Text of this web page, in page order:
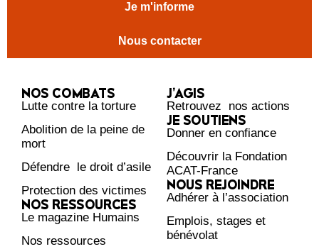
Je m'informe
Nous contacter
NOS COMBATS
Lutte contre la torture
Abolition de la peine de
mort
Défendre le droit d’asile
Protection des victimes
NOS RESSOURCES
Le magazine Humains
Nos ressources
J’AGIS
Retrouvez nos actions
JE SOUTIENS
Donner en confiance
Découvrir la Fondation
ACAT-France
NOUS REJOINDRE
Adhérer à l’association
Emplois, stages et
bénévolat